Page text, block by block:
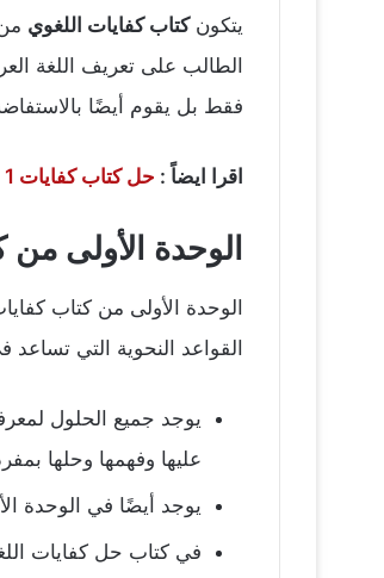
يتكونكتاب كفايات اللغوي
الطالب على تعريف اللغة
فقط بل يقوم أيضًا
اقرا ايضاً : حل كتاب كفايات 1
الوحدة الأولى من
الوحدة الأولى من كتاب
القواعد النحوية التي
يوجد جميع الحلول
عليها وفهمها وحلها
يوجد أيضًا في الوحدة
في كتاب حل كفايات